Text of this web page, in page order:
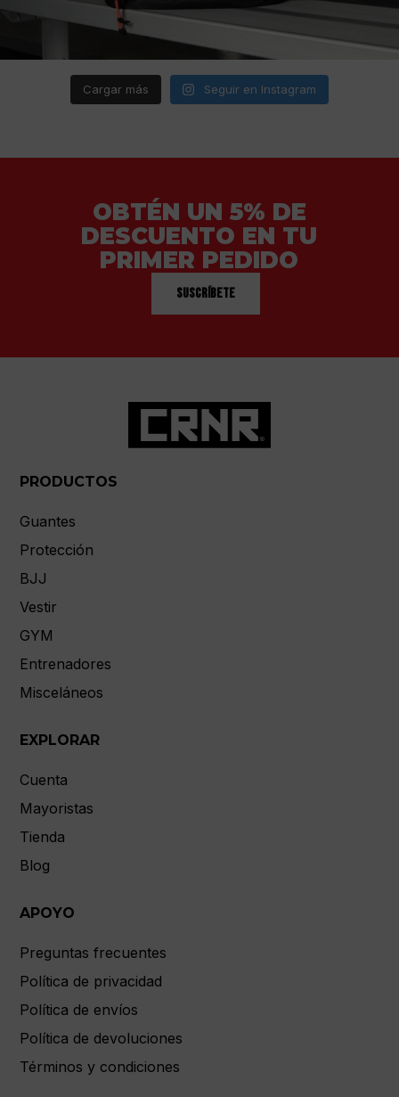
Cargar más Seguir en Instagram
OBTÉN UN 5% DE
DESCUENTO EN TU
PRIMER PEDIDO
Suscríbete
PRODUCTOS
Guantes
Protección
BJJ
Vestir
GYM
Entrenadores
Misceláneos
EXPLORAR
Cuenta
Mayoristas
Tienda
Blog
APOYO
Preguntas frecuentes
Política de privacidad
Política de envíos
Política de devoluciones
Términos y condiciones